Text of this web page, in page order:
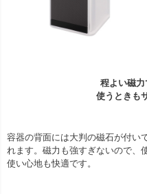
程よい磁
使うときも
容器の背面には大判の磁石が付い
れます。磁力も強すぎないので、
使い心地も快適です。